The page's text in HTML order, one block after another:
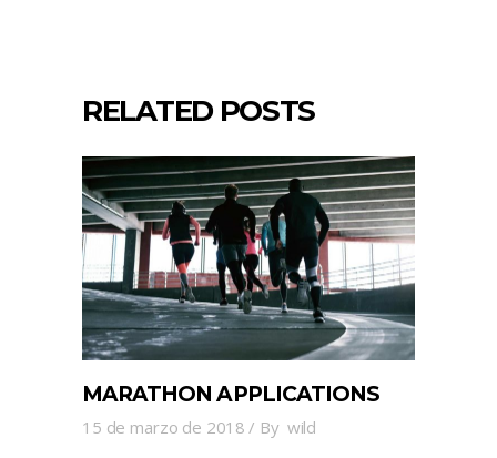
RELATED POSTS
MARATHON APPLICATIONS
15 de marzo de 2018 By wild